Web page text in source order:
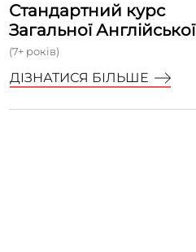
Стандартний курс
Загальної Англійської
(7+ років)
ДІЗНАТИСЯ БІЛЬШЕ